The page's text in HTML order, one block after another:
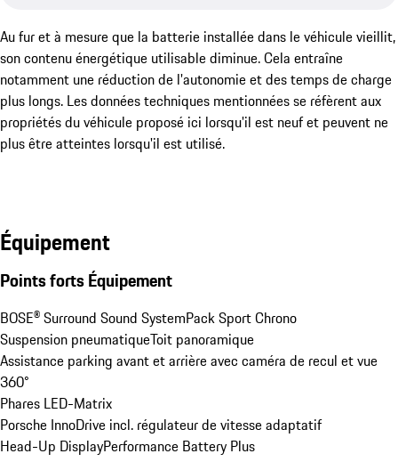
Au fur et à mesure que la batterie installée dans le véhicule vieillit,
son contenu énergétique utilisable diminue. Cela entraîne
notamment une réduction de l'autonomie et des temps de charge
plus longs. Les données techniques mentionnées se réfèrent aux
propriétés du véhicule proposé ici lorsqu'il est neuf et peuvent ne
plus être atteintes lorsqu'il est utilisé.
Équipement
Points forts Équipement
BOSE® Surround Sound SystemPack Sport Chrono
Suspension pneumatiqueToit panoramique
Assistance parking avant et arrière avec caméra de recul et vue
360°
Phares LED-Matrix
Porsche InnoDrive incl. régulateur de vitesse adaptatif
Head-Up DisplayPerformance Battery Plus